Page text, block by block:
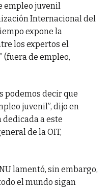
empleo juvenil
Internacional del
expone la
los expertos el
(fuera de empleo,
podemos decir que
juvenil”, dijo en
a este
de la OIT,
lamentó, sin embargo,
el mundo sigan